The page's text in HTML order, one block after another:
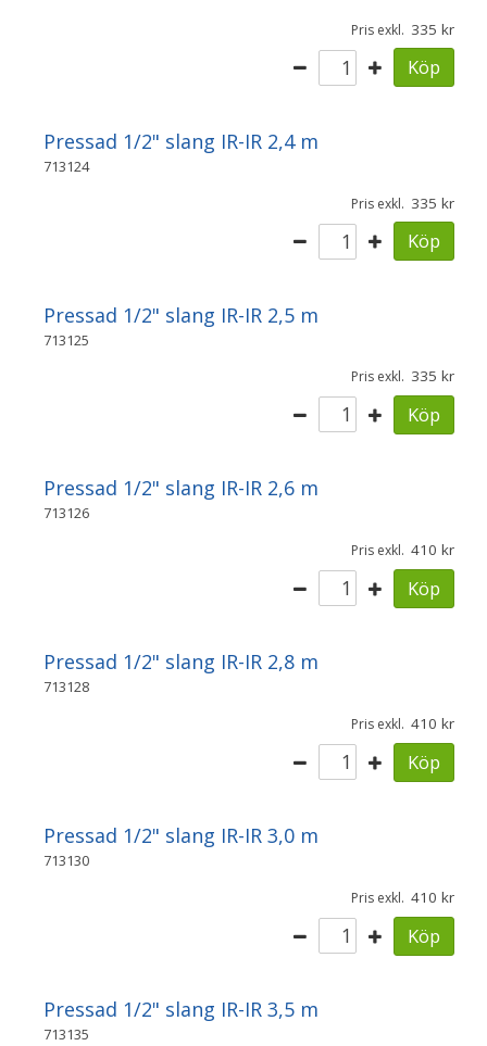
Pris exkl. 335
Köp
Pressad 1/2" slang IR-IR 2,4 m
713124
Pris exkl. 335
Köp
Pressad 1/2" slang IR-IR 2,5 m
713125
Pris exkl. 335
Köp
Pressad 1/2" slang IR-IR 2,6 m
713126
Pris exkl. 410
Köp
Pressad 1/2" slang IR-IR 2,8 m
713128
Pris exkl. 410
Köp
Pressad 1/2" slang IR-IR 3,0 m
713130
Pris exkl. 410
Köp
Pressad 1/2" slang IR-IR 3,5 m
713135